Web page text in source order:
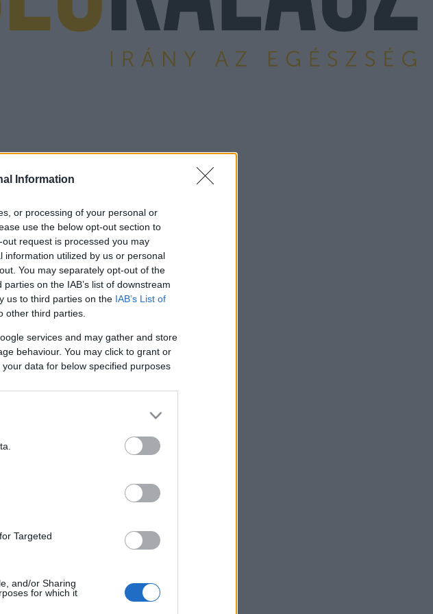
Information
or processing of your personal or
use the below opt-out section to
request is processed you may
utilized by us or personal
You may separately opt-out of the
on the IAB’s list of downstream
us to third parties on the IAB’s List of
other third parties.
services and may gather and store
behaviour. You may click to grant or
data for below specified purposes
Targeted
and/or Sharing
for which it